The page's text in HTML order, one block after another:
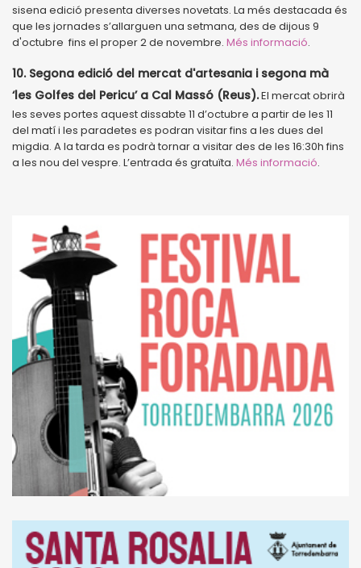
sisena edició presenta diverses novetats. La més destacada és
que les jornades s’allarguen una setmana, des de dijous 9
d'octubre fins el proper 2 de novembre. Més informació.
10. Segona edició del mercat d'artesania i segona mà
‘les Golfes del Pericu’ a Cal Massó (Reus).El mercat obrirà
les seves portes aquest dissabte 11 d’octubre a partir de les 11
del matí i les paradetes es podran visitar fins a les dues del
migdia. A la tarda es podrà tornar a visitar des de les 16:30h fins
a les nou del vespre. L’entrada és gratuïta. Més informació.